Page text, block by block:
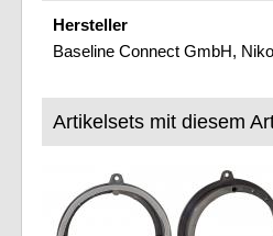
Hersteller
Baseline Connect GmbH,
Artikelsets mit diesem